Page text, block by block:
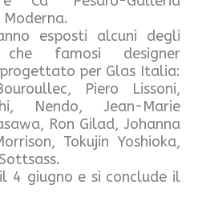
esposti alcuni degli
famosi designer
per Glas Italia:
Piero Lissoni,
Nendo, Jean-Marie
Ron Gilad, Johanna
Tokujin Yoshioka,
4 giugno e si conclude il